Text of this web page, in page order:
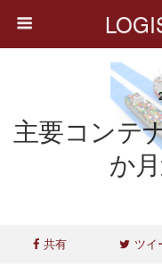
主要コンテ
か
共有 ツイ